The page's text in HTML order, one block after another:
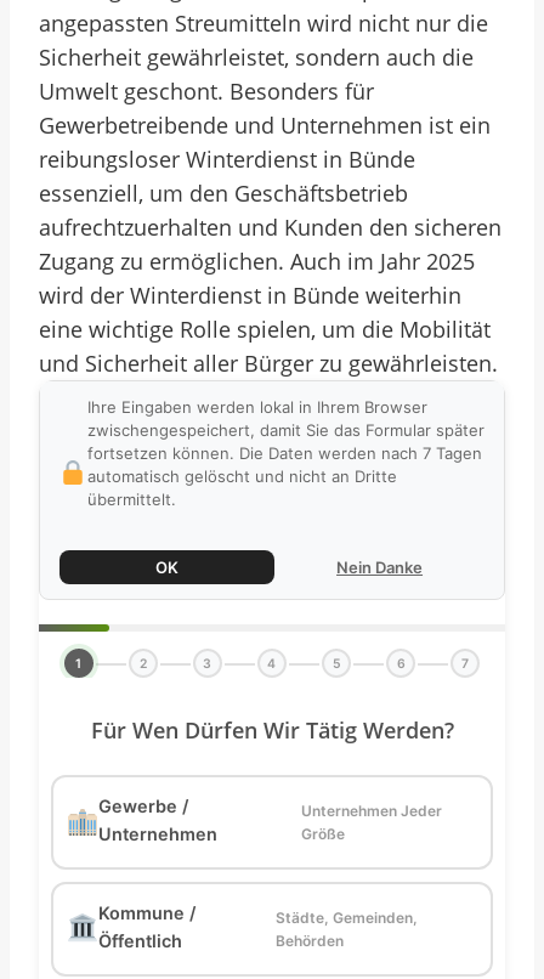
angepassten Streumitteln wird nicht nur die
Sicherheit gewährleistet, sondern auch die
Umwelt geschont. Besonders für
Gewerbetreibende und Unternehmen ist ein
reibungsloser Winterdienst in Bünde
essenziell, um den Geschäftsbetrieb
aufrechtzuerhalten und Kunden den sicheren
Zugang zu ermöglichen. Auch im Jahr 2025
wird der Winterdienst in Bünde weiterhin
eine wichtige Rolle spielen, um die Mobilität
und Sicherheit aller Bürger zu gewährleisten.
Ihre Eingaben werden lokal in Ihrem Browser
zwischengespeichert, damit Sie das Formular später
fortsetzen können. Die Daten werden nach 7 Tagen
automatisch gelöscht und nicht an Dritte
übermittelt.
OK Nein Danke
1 2 3 4 5 6 7
Für Wen Dürfen Wir Tätig Werden?
Gewerbe /
Unternehmen
Unternehmen Jeder
Größe
Kommune /
Öffentlich
Städte, Gemeinden,
Behörden